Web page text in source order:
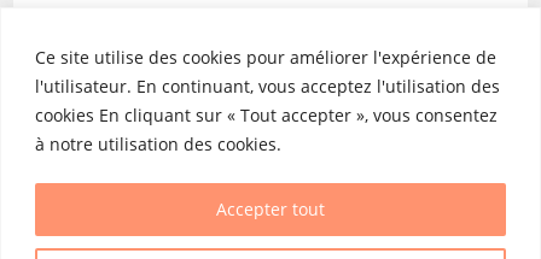
Ce site utilise des cookies pour améliorer l'expérience de
l'utilisateur. En continuant, vous acceptez l'utilisation des
cookies En cliquant sur « Tout accepter », vous consentez
à notre utilisation des cookies.
Accepter tout
Liens utiles
Plan du site
Catégories
Bébé
Enfant